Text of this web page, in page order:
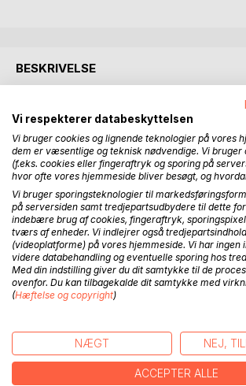
BESKRIVELSE
Digtsamlingen UD! blev første gang
1987. Der er her tale om et genoptryk af
firserdigtsamling fra Husets Trykkeri på
Angelsgaard var i 1986-87 fast inventar på
hvor han løb spidsrod i samtlige
opførsel, der førte til mistanke om
forbindelse med den intense produktion af
løbemalerier. Personalet udtrykte dyb
Ikke mindst på grund af Angelsgaards
oplevelse og udlevelse af uendelige
lydkombinationer - også kendt som lyrik.
Du er et hus.
Kunstnerens hus.
Husene er fulde af huse.
Vi respekterer databeskyttelsen
Vi bruger cookies og lignende teknologier på vores
dem er væsentlige og teknisk nødvendige. Vi bruger
(f.eks. cookies eller fingeraftryk og sporing på
hvor ofte vores hjemmeside bliver besøgt, og
Vi bruger sporingsteknologier til
på serversiden samt tredjepartsudbydere til dette
indebære brug af cookies, fingeraftryk,
tværs af enheder. Vi indlejrer også
(videoplatforme) på vores hjemmeside. Vi har ingen
videre databehandling og eventuelle sporing hos
Med din indstilling giver du dit samtykke til de
ovenfor. Du kan tilbagekalde dit samtykke med
(Hæftelse og copyright)
NÆGT NEJ,
ACCEPTER ALLE